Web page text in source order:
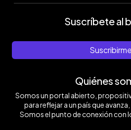
Suscríbete al
Suscribirme
Quiénes
Somos un portal abierto,
para reflejar a un país que avanza,
Somos el punto de conexión con